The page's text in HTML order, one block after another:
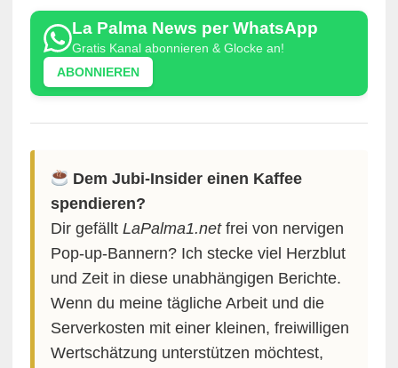
La Palma News per WhatsApp
Gratis Kanal abonnieren & Glocke an!
ABONNIEREN
Dem Jubi-Insider einen Kaffee
spendieren?
Dir gefällt LaPalma1.netfrei von nervigen
Pop-up-Bannern? Ich stecke viel Herzblut
und Zeit in diese unabhängigen Berichte.
Wenn du meine tägliche Arbeit und die
Serverkosten mit einer kleinen, freiwilligen
Wertschätzung unterstützen möchtest,